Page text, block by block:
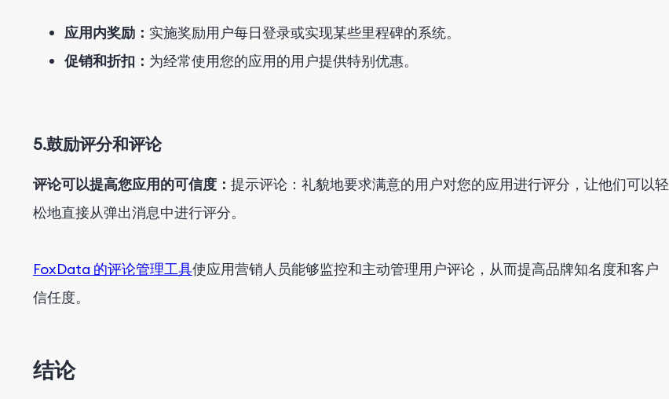
应用内奖励： 实施奖励用户每日登录或实现某些里程碑的系统。
促销和折扣： 为经常使用您的应用的用户提供特别优惠。
5.鼓励评分和评论
评论可以提高您应用的可信度： 提示评论：礼貌地要求满意的用户对您的应用进行评分，让他们可以轻
松地直接从弹出消息中进行评分。
FoxData 的评论管理工具使应用营销人员能够监控和主动管理用户评论，从而提高品牌知名度和客户
信任度。
结论